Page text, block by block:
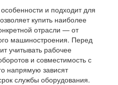
и подходит для
купить наиболее
отрасли — от
машиностроения. Перед
учитывать рабочее
и совместимость с
напрямую зависят
службы оборудования.